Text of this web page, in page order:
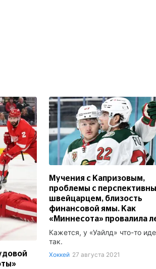
Мучения с Капризовым,
проблемы с
швейцарцем, близость
финансовой ямы. Как
«Миннесота» провалила
Кажется, у «Уайлд» что-то
так.
Хоккей 27 августа 2021